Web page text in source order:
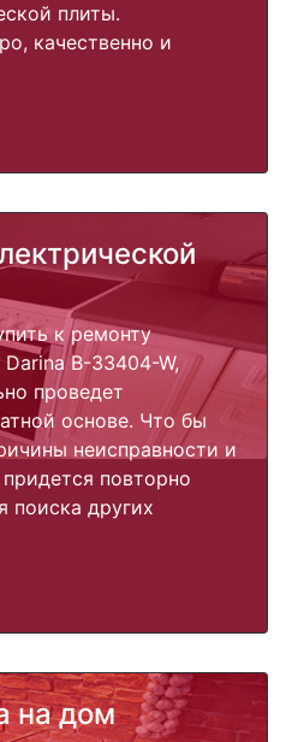
плиты.
качественно и
к ремонту
B-33404-W,
проведет
основе. Что бы
неисправности и
повторно
поиска других
на дом